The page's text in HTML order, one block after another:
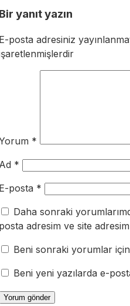
yanıt yazın
posta adresiniz
*
*
posta *
Daha sonraki
adresim ve site
Beni sonraki yorumlar
Beni yeni yazılarda e-